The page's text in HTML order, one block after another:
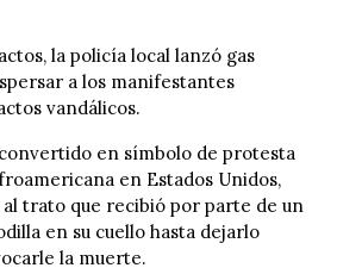
la policía local lanzó gas
a los manifestantes
vandálicos.
en símbolo de protesta
en Estados Unidos,
al trato que recibió por parte de un
en su cuello hasta dejarlo
la muerte.